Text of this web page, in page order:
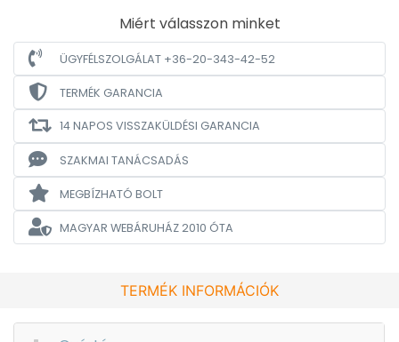
Miért válasszon minket
ÜGYFÉLSZOLGÁLAT +36-20-343-42-52
TERMÉK GARANCIA
14 NAPOS VISSZAKÜLDÉSI GARANCIA
SZAKMAI TANÁCSADÁS
MEGBÍZHATÓ BOLT
MAGYAR WEBÁRUHÁZ2010 ÓTA
TERMÉK INFORMÁCIÓK